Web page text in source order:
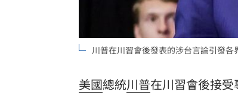
「拍片人的多重宇宙」職涯論壇9/
8國球員齊聚高雄 Formosa 7s
川普在川習會後發表的涉台言論引發各
美國總統川普在川習會後接